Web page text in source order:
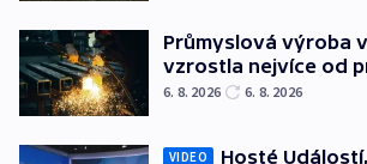
Průmyslová výroba
vzrostla nejvíce od
6. 8. 2026 6. 8. 2026
VIDEO
Hosté